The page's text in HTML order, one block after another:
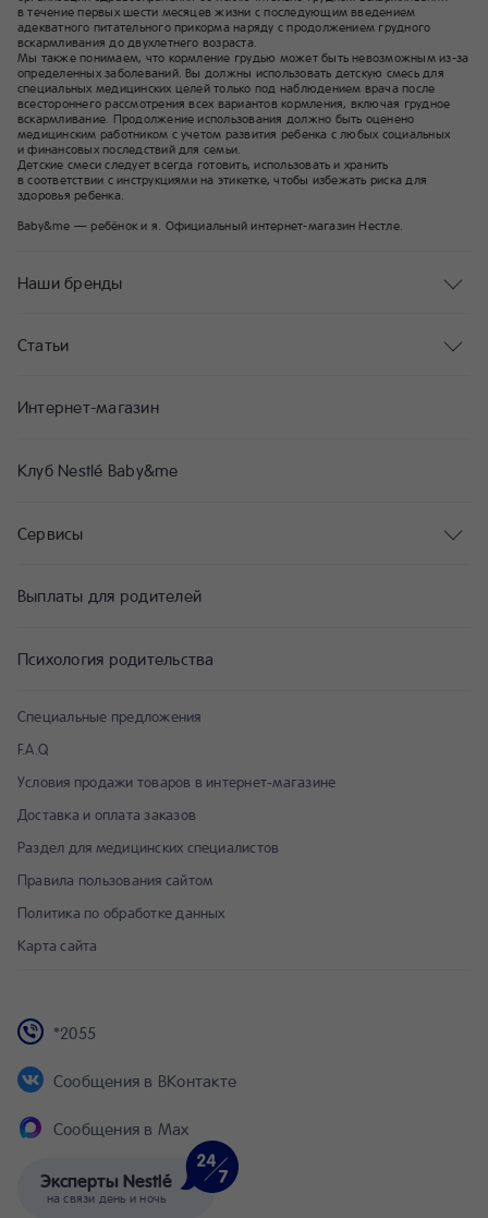
в течение первых шести месяцев жизни с последующим введением
адекватного питательного прикорма наряду с продолжением грудного
вскармливания до двухлетнего возраста.
Мы также понимаем, что кормление грудью может быть невозможным из-за
определенных заболеваний. Вы должны использовать детскую смесь для
специальных медицинских целей только под наблюдением врача после
всестороннего рассмотрения всех вариантов кормления, включая грудное
вскармливание. Продолжение использования должно быть оценено
медицинским работником с учетом развития ребенка с любых социальных
и финансовых последствий для семьи.
Детские смеси следует всегда готовить, использовать и хранить
в соответствии с инструкциями на этикетке, чтобы избежать риска для
здоровья ребенка.
Baby&me — ребёнок и я. Официальный интернет-магазин Нестле.
Наши бренды
Статьи
Специальные предложения
F.A.Q
Условия продажи товаров в интернет-магазине
Доставка и оплата заказов
Раздел для медицинских специалистов
Правила пользования сайтом
Политика по обработке данных
Карта сайта
Эксперты Nestlé
на связи день и ночь
*2055
Сообщения в ВКонтакте
Сообщения в Max
Интернет-магазин
Клуб Nestlé Baby&me
Сервисы
Выплаты для родителей
Психология родительства